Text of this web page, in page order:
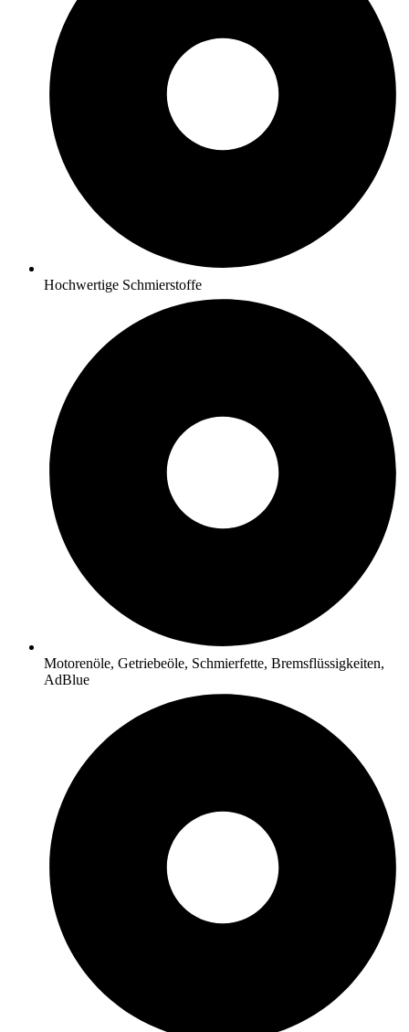
Hochwertige Schmierstoffe
Motorenöle, Getriebeöle, Schmierfette, Bremsflüssigkeiten,
AdBlue